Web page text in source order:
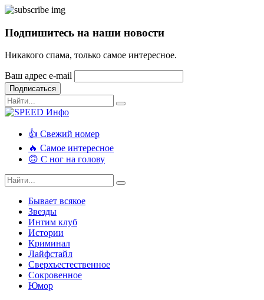
Подпишитесь на наши новости
Никакого спама, только самое интересное.
Ваш адрес e-mail
Подписаться
👍 Свежий номер
🔥 Самое интересное
🙃 С ног на голову
Бывает всякое
Звезды
Интим клуб
Истории
Криминал
Лайфстайл
Сверхъестественное
Сокровенное
Юмор